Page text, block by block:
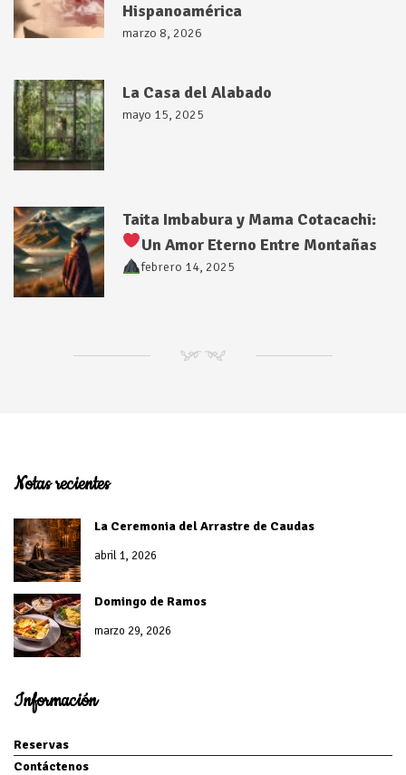
Hispanoamérica
marzo 8, 2026
La Casa del Alabado
mayo 15, 2025
Taita Imbabura y Mama Cotacachi:
Un Amor Eterno Entre Montañas
febrero 14, 2025
NM
Notas recientes
La Ceremonia del Arrastre de Caudas
abril 1, 2026
Domingo de Ramos
marzo 29, 2026
Información
Reservas
Contáctenos